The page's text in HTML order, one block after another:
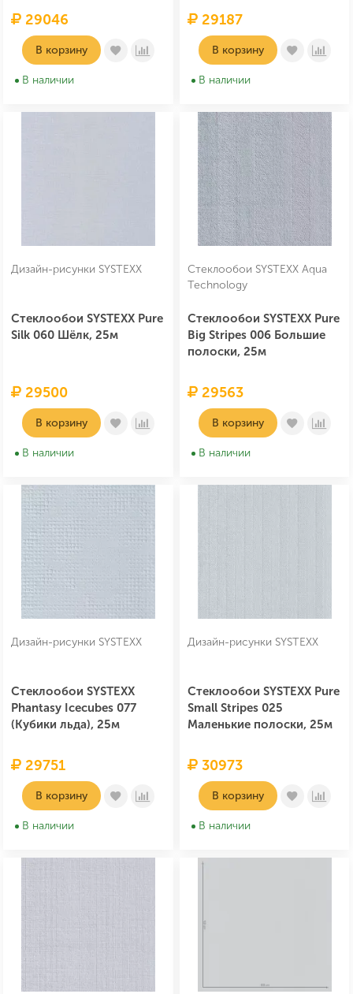
29046
В корзину
В наличии
29187
В корзину
В наличии
Дизайн-рисунки SYSTEXX
Стеклообои SYSTEXX Pure
Silk 060 Шёлк, 25м
29500
В корзину
В наличии
Стеклообои SYSTEXX Aqua
Technology
Стеклообои SYSTEXX Pure
Big Stripes 006 Большие
полоски, 25м
29563
В корзину
В наличии
Дизайн-рисунки SYSTEXX
Стеклообои SYSTEXX
Phantasy Icecubes 077
(Кубики льда), 25м
29751
В корзину
В наличии
Дизайн-рисунки SYSTEXX
Стеклообои SYSTEXX Pure
Small Stripes 025
Маленькие полоски, 25м
30973
В корзину
В наличии